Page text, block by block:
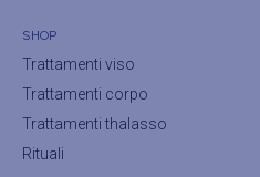
SHOP
Trattamenti viso
Trattamenti corpo
Trattamenti thalasso
Rituali